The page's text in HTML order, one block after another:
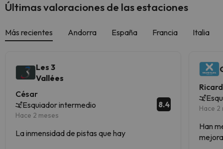
Últimas valoraciones de las estaciones
Más recientes Andorra España Francia Italia
Les 3
Vallées
César
Esquiador intermedio
Hace 2 meses
8.4
La inmensidad de pistas que hay
Hace 2
Han